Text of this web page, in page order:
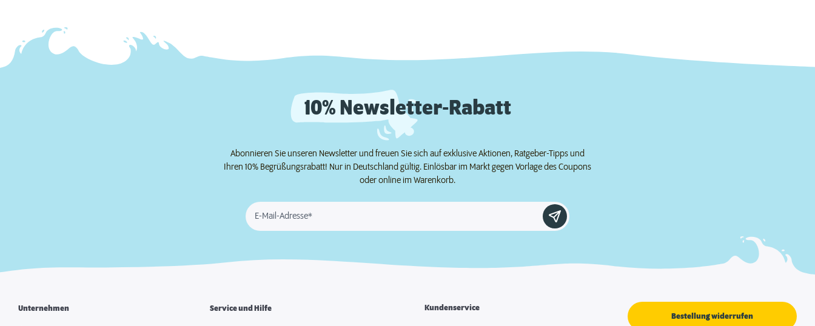
10% Newsletter-Rabatt
Abonnieren Sie unseren Newsletter und freuen Sie sich auf exklusive Aktionen, Ratgeber-Tipps und
Ihren 10% Begrüßungsrabatt! Nur in Deutschland gültig. Einlösbar im Markt gegen Vorlage des Coupons
oder online im Warenkorb.
E-Mail-Adresse*
Unternehmen Service und Hilfe Kundenservice
Bestellung widerrufen